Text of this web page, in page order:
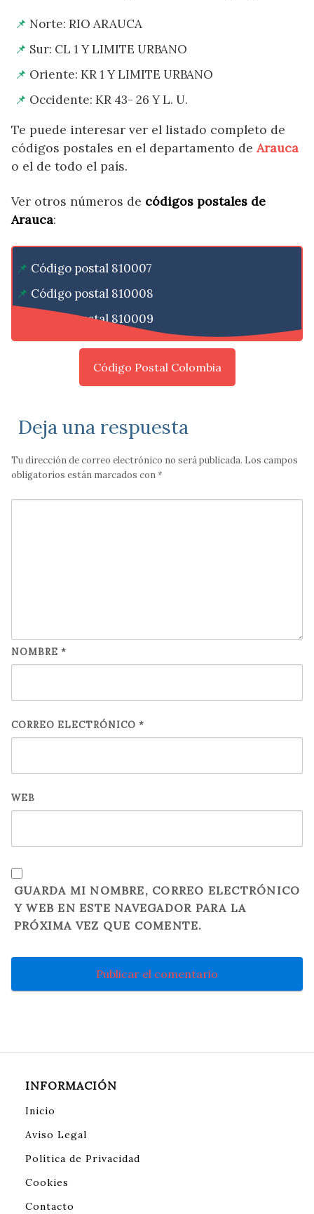
Norte: RIO ARAUCA
Sur: CL 1 Y LIMITE URBANO
Oriente: KR 1 Y LIMITE URBANO
Occidente: KR 43- 26 Y L. U.
Te puede interesar ver el listado completo de
códigos postales en el departamento de Arauca
o el de todo el país.
Ver otros números de códigos postales de
Arauca:
Código postal 810007
Código postal 810008
Código postal 810009
Código Postal Colombia
Deja una respuesta
Tu dirección de correo electrónico no será publicada. Los campos
obligatorios están marcados con*
NOMBRE *
CORREO ELECTRÓNICO *
WEB
GUARDA MI NOMBRE, CORREO ELECTRÓNICO
Y WEB EN ESTE NAVEGADOR PARA LA
PRÓXIMA VEZ QUE COMENTE.
INFORMACIÓN
Inicio
Aviso Legal
Política de Privacidad
Cookies
Contacto